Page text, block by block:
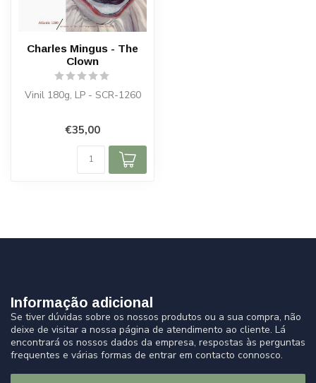
Charles Mingus - The
Clown
Vinil 180g, LP - SCR-1260
€35,00
Informação adicional
Se tiver dúvidas sobre os nossos produtos ou a sua compra, não
deixe de visitar a nossa página de atendimento ao cliente. Lá
encontrará os nossos dados da empresa, respostas às perguntas
frequentes e várias formas de entrar em contacto connosco.